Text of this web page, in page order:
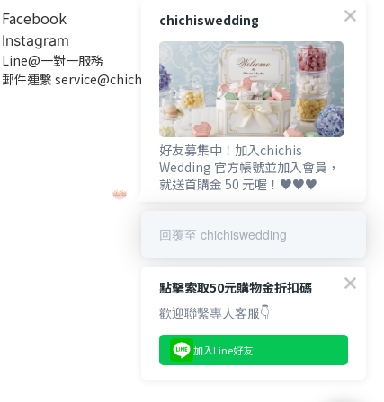
Facebook
Instagram
Line@一對一服務
郵件連繫 service@chichiswedding.com
chichiswedding
好友募集中！加入chichis
Wedding 官方帳號並加入會員，
就送首購金 50 元喔！♥️♥️♥️
回覆至 chichiswedding
點擊索取50元購物金折扣碼
歡迎聯繫專人客服👇
加入Line好友